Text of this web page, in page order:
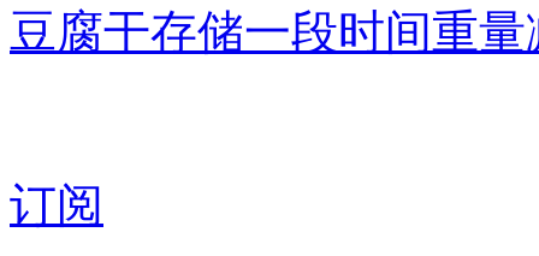
豆腐干存储一段时间重
订阅